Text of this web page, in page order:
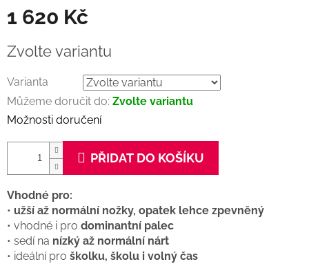
1 620 Kč
cena:
Zvolte variantu
Varianta
Můžeme doručit do: Zvolte variantu
Možnosti doručení
PŘIDAT DO KOŠÍKU
Vhodné pro:
• užší až normální nožky, opatek lehce zpevněný
• vhodné i pro dominantní palec
• sedí na nízký až normální nárt
• ideální pro školku, školu i volný čas